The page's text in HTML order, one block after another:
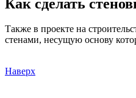
Как сделать
Также в проекте на
стенами, несущую основу
Наверх